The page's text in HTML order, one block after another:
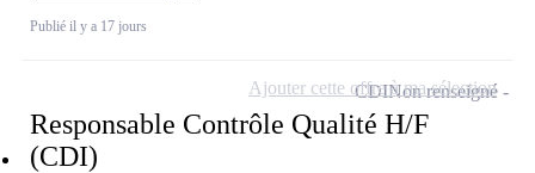
Publié il y a 17 jours
Responsable Contrôle Qualité H/F
(CDI)
CDINon renseigné
Ajouter cette offre à ma sélection